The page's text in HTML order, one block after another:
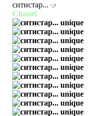
ситистар...
Chanel